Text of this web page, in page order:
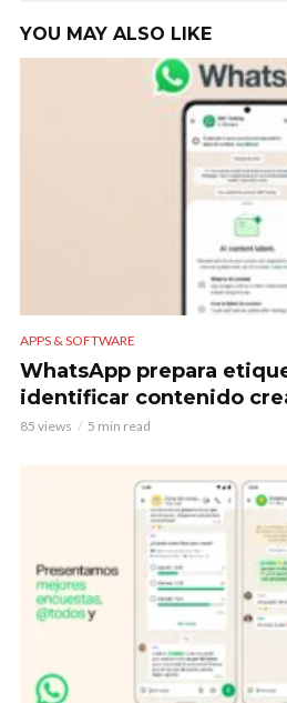
YOU MAY ALSO LIKE
APPS & SOFTWARE
WhatsApp prepara
identificar contenido
85 views 5 min read